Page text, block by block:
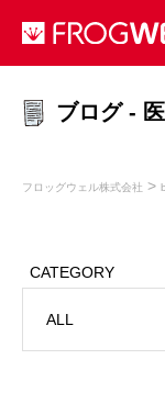
ブログ -
フロッグウェル株式会社 >
CATEGORY